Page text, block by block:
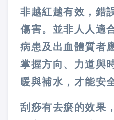
非越紅越有效，錯
傷害。並非人人適
病患及出血體質者
掌握方向、力道與
暖與補水，才能安
刮痧有去瘀的效果